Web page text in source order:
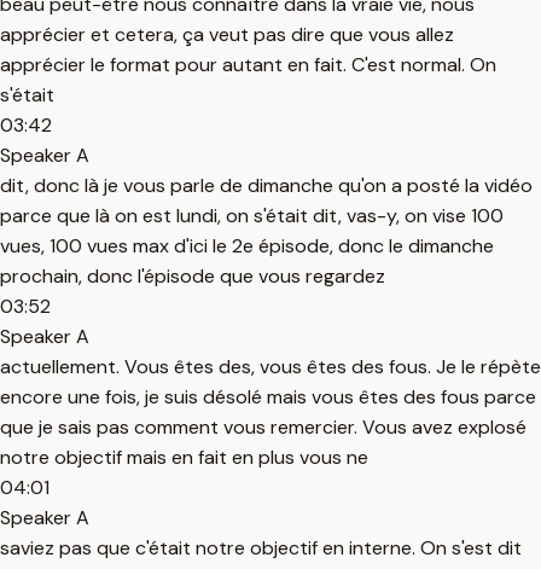
apprécier et cetera, ça veut pas dire que vous allez
apprécier le format pour autant en fait. C'est normal. On
s'était
03:42
Speaker A
dit, donc là je vous parle de dimanche qu'on a posté la vidéo
parce que là on est lundi, on s'était dit, vas-y, on vise 100
vues, 100 vues max d'ici le 2e épisode, donc le dimanche
prochain, donc l'épisode que vous regardez
03:52
Speaker A
actuellement. Vous êtes des, vous êtes des fous. Je le répète
encore une fois, je suis désolé mais vous êtes des fous parce
que je sais pas comment vous remercier. Vous avez explosé
notre objectif mais en fait en plus vous ne
04:01
Speaker A
saviez pas que c'était notre objectif en interne. On s'est dit